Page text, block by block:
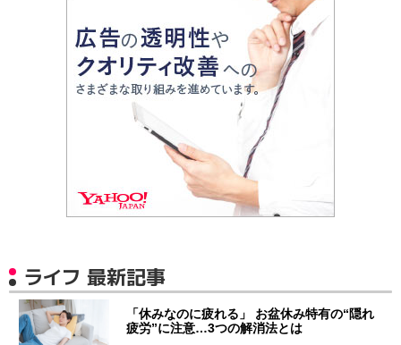
ライフ 最新記事
「休みなのに疲れる」 お盆休み特有の“隠れ
疲労”に注意…3つの解消法とは